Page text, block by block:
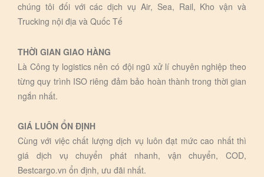
chúng tôi đối với các dịch vụ Air, Sea, Rail, Kho vận và
Trucking nội địa và Quốc Tế
THỜI GIAN GIAO HÀNG
Là Công ty logistics nên có đội ngũ xử lí chuyên nghiệp theo
từng quy trình ISO riêng đảm bảo hoàn thành trong thời gian
ngắn nhất.
GIÁ LUÔN ỔN ĐỊNH
Cùng với việc chất lượng dịch vụ luôn đạt mức cao nhất thì
giá dịch vụ chuyển phát nhanh, vận chuyển, COD,
Bestcargo.vn ổn định, ưu đãi nhất.